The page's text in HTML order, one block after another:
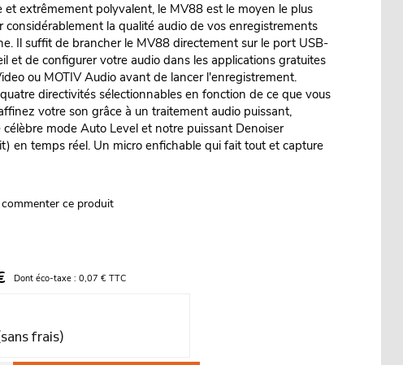
et extrêmement polyvalent, le MV88 est le moyen le plus
considérablement la qualité audio de vos enregistrements
Il suffit de brancher le MV88 directement sur le port USB-
et de configurer votre audio dans les applications gratuites
ou MOTIV Audio avant de lancer l'enregistrement.
directivités sélectionnables en fonction de ce que vous
votre son grâce à un traitement audio puissant,
mode Auto Level et notre puissant Denoiser
en temps réel. Un micro enfichable qui fait tout et capture
ce produit
Dont éco-taxe : 0,07 € TTC
frais)